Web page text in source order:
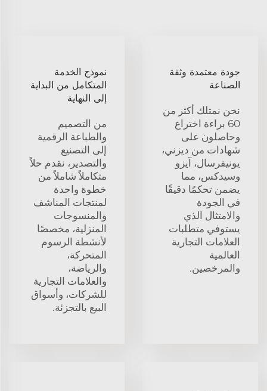
جودة معتمدة وثقة
الصناعة
نحن نمتلك أكثر من
60 براءة اختراع
وحاصلون على
شهادات من ديزني،
يونيفرسال، آيزو
وسيدكس، مما
يضمن تحكمًا دقيقًا
في الجودة
والامتثال الذي
يستوفي متطلبات
العلامات التجارية
العالمية
والمرخصين.
نموذج الخدمة
المتكامل من البداية
إلى النهاية
من التصميم
والطباعة الرقمية
إلى التصنيع
والتصدير، نقدم حلاً
متكاملاً شاملاً من
خطوة واحدة
لمنتجات المناشف
والمنسوجات
المنزلية، مخصصًا
لأنشطة الرسوم
المتحركة،
والرياضة،
والعلامات التجارية
للشركات، وأسواق
البيع بالتجزئة.